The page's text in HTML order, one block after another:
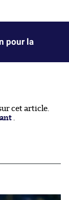
pour la
cet article.